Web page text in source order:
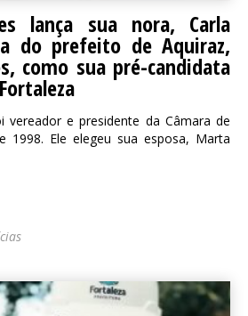
lança sua nora, Carla
do prefeito de Aquiraz,
como sua pré-candidata
vereador e presidente da Câmara de
1998. Ele elegeu sua esposa, Marta